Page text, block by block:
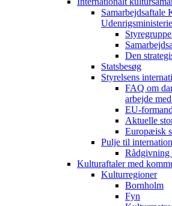
Samarbejdsaftale
Den
Statsbesøg
Styrelsens
FAQ om
arbejde
EU-
Aktuelle
Europæisk
Pulje til
Rådgivning
Kulturaftaler med
Kulturregioner
Bornholm
Fyn